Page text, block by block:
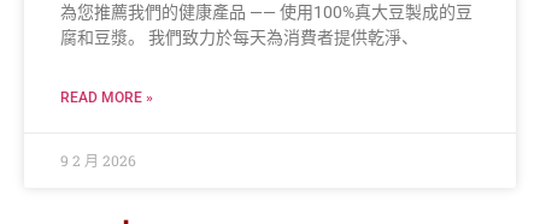
為您推薦我們的健康產品 —— 使用100%真大豆製成的豆
腐和豆漿。 我們致力於每天為消費者提供乾淨、
READ MORE »
9 2 月 2026